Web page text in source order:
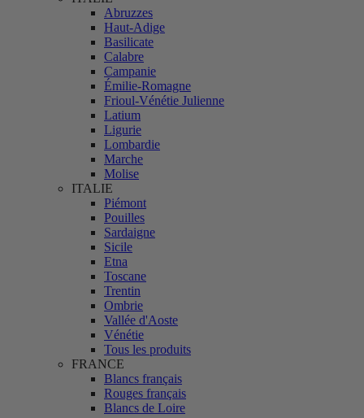
Abruzzes
Haut-Adige
Basilicate
Calabre
Campanie
Émilie-Romagne
Frioul-Vénétie Julienne
Latium
Ligurie
Lombardie
Marche
Molise
ITALIE
Piémont
Pouilles
Sardaigne
Sicile
Etna
Toscane
Trentin
Ombrie
Vallée d'Aoste
Vénétie
Tous les produits
FRANCE
Blancs français
Rouges français
Blancs de Loire